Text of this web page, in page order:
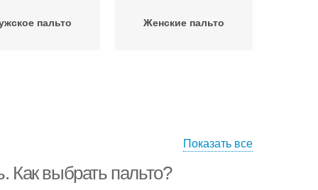
пальто Женские пальто
Показать все
Как выбрать пальто?